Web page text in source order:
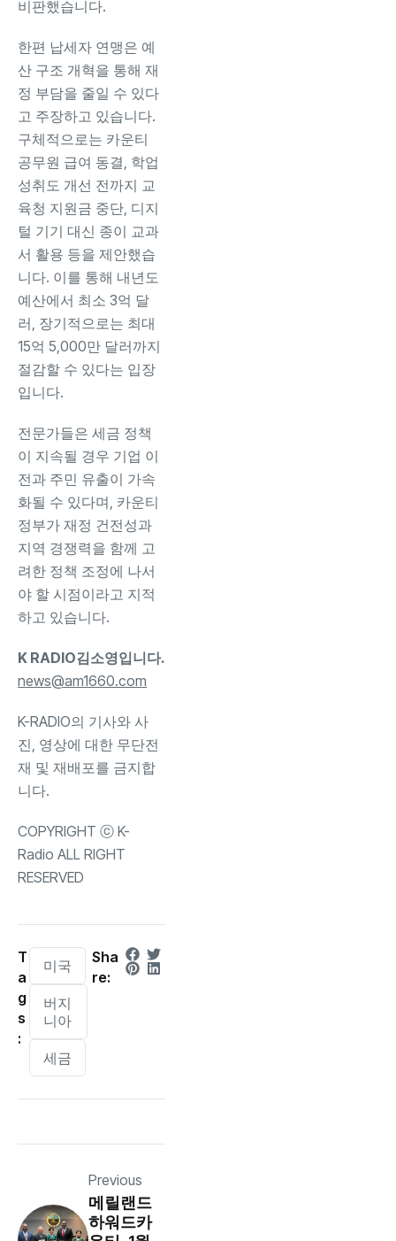
비판했습니다.
한편 납세자 연맹은 예
산 구조 개혁을 통해 재
정 부담을 줄일 수 있다
고 주장하고 있습니다.
구체적으로는 카운티
공무원 급여 동결, 학업
성취도 개선 전까지 교
육청 지원금 중단, 디지
털 기기 대신 종이 교과
서 활용 등을 제안했습
니다. 이를 통해 내년도
예산에서 최소 3억 달
러, 장기적으로는 최대
15억 5,000만 달러까지
절감할 수 있다는 입장
입니다.
전문가들은 세금 정책
이 지속될 경우 기업 이
전과 주민 유출이 가속
화될 수 있다며, 카운티
정부가 재정 건전성과
지역 경쟁력을 함께 고
려한 정책 조정에 나서
야 할 시점이라고 지적
하고 있습니다.
K RADIO김소영입니다.
news@am1660.com
K-RADIO의 기사와 사
진, 영상에 대한 무단전
재 및 재배포를 금지합
니다.
COPYRIGHT ⓒ K-
Radio ALL RIGHT
RESERVED
T
a
g
s
:
미국
버지
니아
세금
Sha
re:
Previous
메릴랜드
하워드카